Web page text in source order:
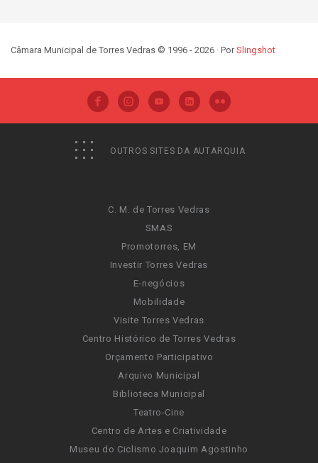
Câmara Municipal de Torres Vedras © 1996 - 2026 · PorSlingshot
OUTROS SITES DA AUTARQUIA
C. M. de Torres Vedras
SMAS
Promotorres, EM
Investir Torres Vedras
E-negócios
Mobilidade
Visite Torres Vedras
Centro Histórico de Torres Vedras
Orçamento Participativo
Arquivo Municipal
Biblioteca Municipal
Teatro-Cine
Centro de Artes e Criatividade
Museu do Ciclismo Joaquim Agostinho